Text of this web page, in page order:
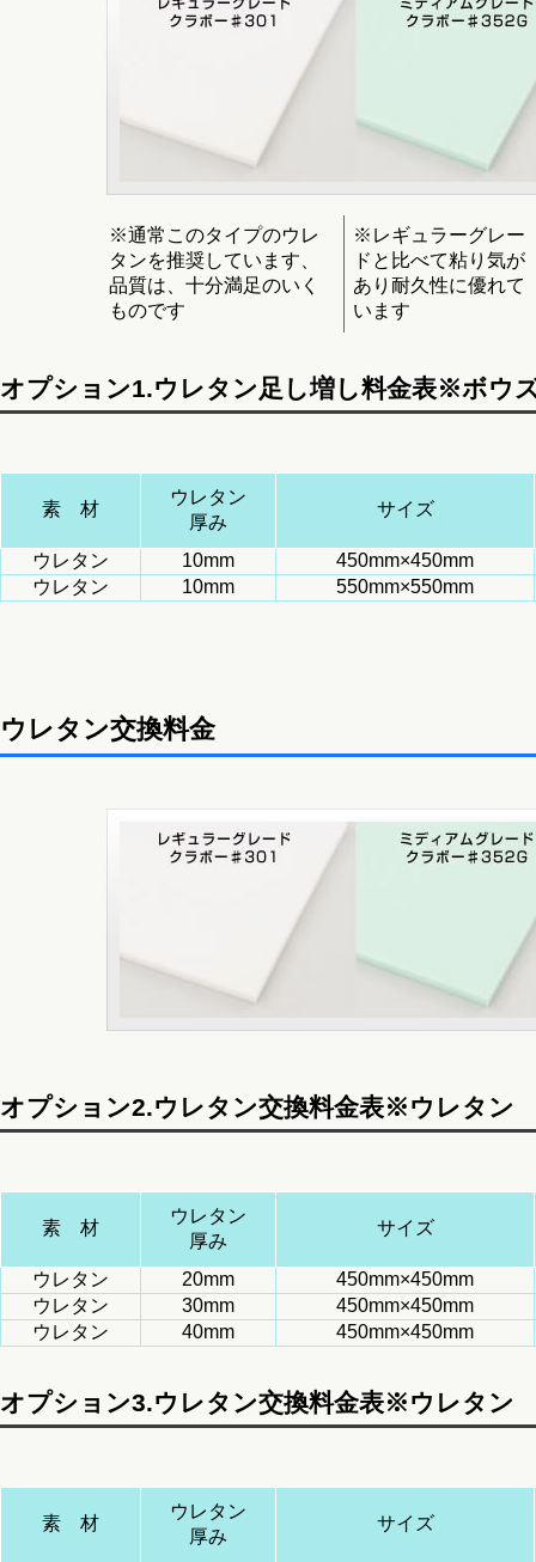
※通常このタイプのウレ
タンを推奨しています、
品質は、十分満足のいく
ものです
※レギュラーグレー
ドと比べて粘り気が
あり耐久性に優れて
います
オプション1.ウレタン足し増し料金表※ボウ
素 材
ウレタン
厚み
サイズ
ウレタン 10mm
450mm×450mm
ウレタン
10mm 550mm×550mm
ウレタン交換料金
オプション2.ウレタン交換料金表※ウレタン
素 材
ウレタン
厚み
サイズ
ウレタン 20mm
450mm×450mm
ウレタン
30mm
450mm×450mm
ウレタン
40mm 450mm×450mm
オプション3.ウレタン交換料金表※ウレタン
素 材
ウレタン
厚み
サイズ